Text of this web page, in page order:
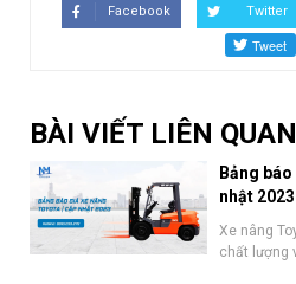
Facebook Twitter
BÀI VIẾT LIÊN QUAN
Bảng
nhật 2023
Xe nâng
chất lượng